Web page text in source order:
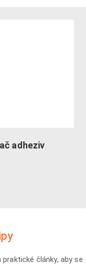
adheziv
články, aby se